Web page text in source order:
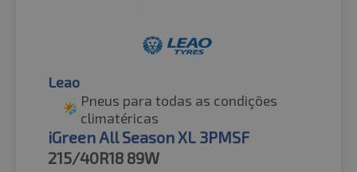
Leao
Pneus para todas as condições
climatéricas
iGreen All Season XL 3PMSF
215/40R18 89W